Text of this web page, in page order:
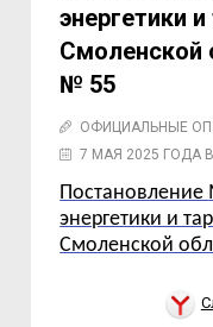
энергетики
Смоленской
№ 55
ОФИЦИАЛЬНЫЕ
7 МАЯ 2025 ГОДА
Постановление
энергетики и
Смоленской